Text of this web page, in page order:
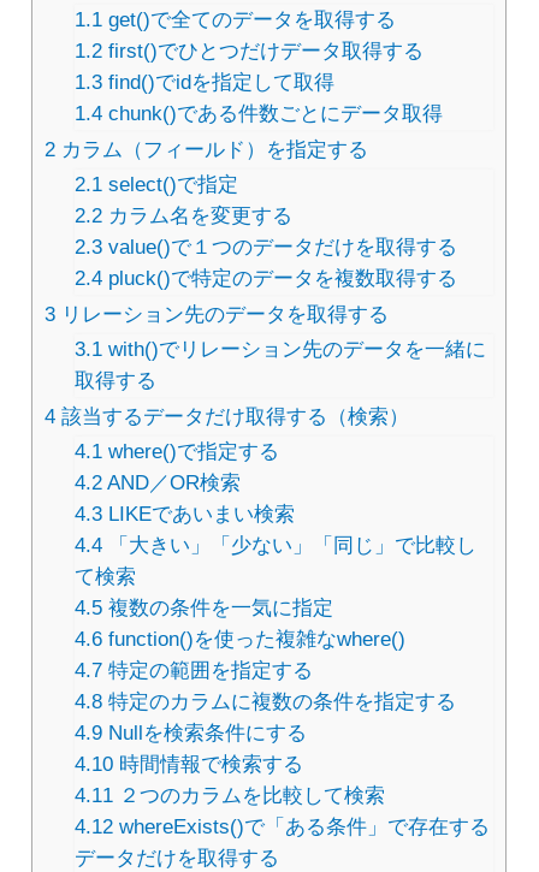
1.1 get()で全てのデータを取得する
1.2 first()でひとつだけデータ取得する
1.3 find()でidを指定して取得
1.4 chunk()である件数ごとにデータ取得
2 カラム（フィールド）を指定する
2.1 select()で指定
2.2 カラム名を変更する
2.3 value()で１つのデータだけを取得する
2.4 pluck()で特定のデータを複数取得する
3 リレーション先のデータを取得する
3.1 with()でリレーション先のデータを一緒に
取得する
4 該当するデータだけ取得する（検索）
4.1 where()で指定する
4.2 AND／OR検索
4.3 LIKEであいまい検索
4.4 「大きい」「少ない」「同じ」で比較し
て検索
4.5 複数の条件を一気に指定
4.6 function()を使った複雑なwhere()
4.7 特定の範囲を指定する
4.8 特定のカラムに複数の条件を指定する
4.9 Nullを検索条件にする
4.10 時間情報で検索する
4.11 ２つのカラムを比較して検索
4.12 whereExists()で「ある条件」で存在する
データだけを取得する